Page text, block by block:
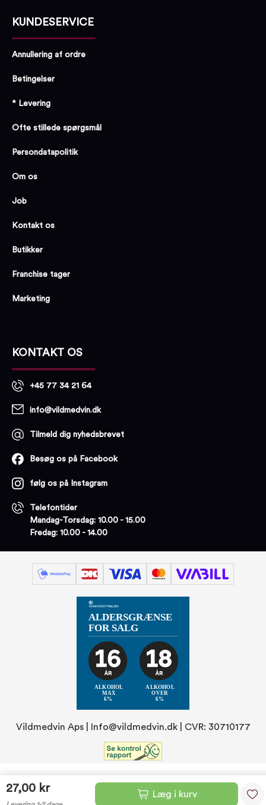
27,00 kr Læg i kurv
KUNDESERVICE
Annullering af ordre
Betingelser
* Levering
Ofte stillede spørgsmål
Persondatapolitik
Om os
Job
Kontakt os
Butikker
Franchise tager
Marketing
KONTAKT OS
+45 77 34 21 64
info@vildmedvin.dk
Tilmeld dig nyhedsbrevet
Besøg os på Facebook
følg os på Instagram
Telefontider
Mandag-Torsdag: 10.00 - 15.00
Fredag: 10.00 - 14.00
Vildmedvin Aps | Info@vildmedvin.dk| CVR: 30710177